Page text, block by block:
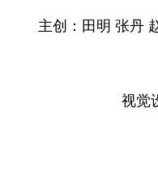
主创：田明 张丹 赵
视觉设